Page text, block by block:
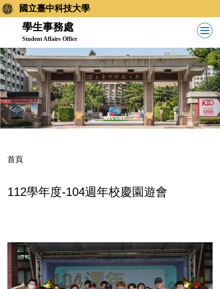
跳
到
內
容
區
國立臺中科技大學
學生事務處
Student Affairs Office
首頁
112學年度-104週年校慶園遊會